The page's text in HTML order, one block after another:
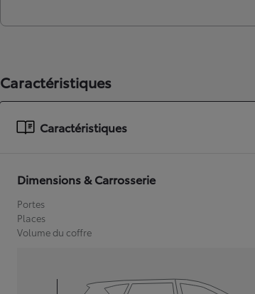
Caractéristiques
Caractéristiques
Dimensions & Carrosserie
Portes
Places
Volume du coffre